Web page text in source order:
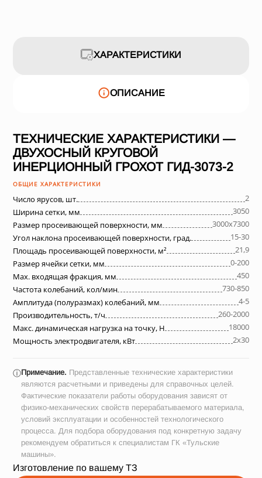
ХАРАКТЕРИСТИКИ
ОПИСАНИЕ
ТЕХНИЧЕСКИЕ ХАРАКТЕРИСТИКИ —
ДВУХОСНЫЙ КРУГОВОЙ
ИНЕРЦИОННЫЙ ГРОХОТ ГИД-3073-2
ОБЩИЕ ХАРАКТЕРИСТИКИ
Число ярусов, шт.
2
Ширина сетки, мм
3050
Размер просеивающей поверхности, мм
3000х7300
Угол наклона просеивающей поверхности, град.
15-30
Площадь просеивающей поверхности, м²
21,9
Размер ячейки сетки, мм
0-200
Max. входящая фракция, мм
450
Частота колебаний, кол/мин
730-850
Амплитуда (полуразмах) колебаний, мм
4-5
Производительность, т/ч
260-2000
Макс. динамическая нагрузка на точку, Н
18000
Мощность электродвигателя, кВт
2х30
ⓘПримечание. Представленные технические характеристики
являются расчетными и приведены для справочных целей.
Фактические показатели работы оборудования зависят от
физико-механических свойств перерабатываемого материала,
условий эксплуатации и особенностей технологического
процесса. Для подбора оборудования под конкретную задачу
рекомендуем обратиться к специалистам ГК «Тульские
машины».
Изготовление по вашему ТЗ